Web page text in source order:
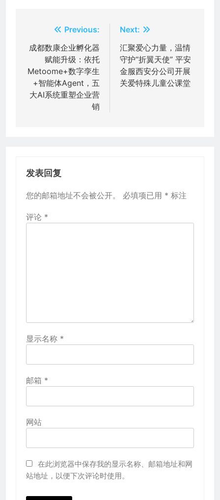
章
导
航
Previous:
成都数康企业孵化器
赋能升级：依托
Metoome+数字孪生
+智能体Agent，五
大AI系统重塑企业营
销
Next:
汇聚爱心力量，温情
守护“折翼天使” 平安
金服西安分公司开展
关爱特殊儿童公课堂
发表回复
您的邮箱地址不会被公开。 必填项已用 * 标注
评论 *
显示名称 *
邮箱 *
网站
在此浏览器中保存我的显示名称、邮箱地址和网
站地址，以便下次评论时使用。